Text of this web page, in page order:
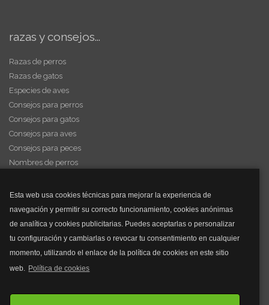
Esta web usa cookies técnicas para mejorar la experiencia de
navegación y permitir su correcto funcionamiento, cookies anónimas
de analítica y cookies publicitarias. Puedes aceptarlas o personalizar
tu configuración y cambiarlas o revocar tu consentimiento en cualquier
momento, utilizando el enlace de la política de cookies en este sitio
web. Política de cookies
razas y consejos...
Razas de perros
Razas de gatos
Especies de aves
Consejos para perros
Consejos para gatos
Consejos para aves
Consejos para peces
Nombres de perros
y mucho más...